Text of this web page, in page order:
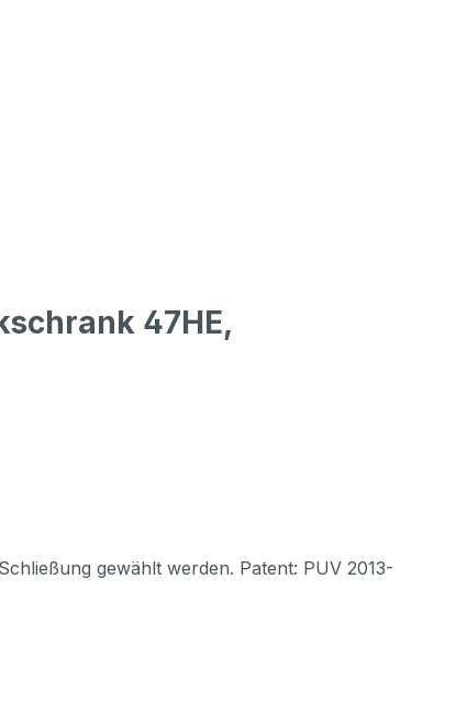
47HE,
gewählt werden. Patent: PUV 2013-